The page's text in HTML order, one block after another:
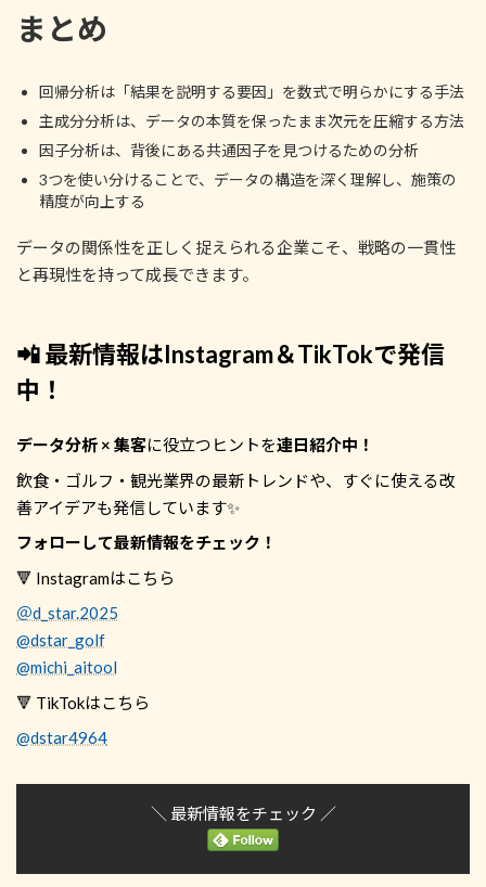
まとめ
回帰分析は「結果を説明する要因」を数式で明らかにする手法
主成分分析は、データの本質を保ったまま次元を圧縮する方法
因子分析は、背後にある共通因子を見つけるための分析
3つを使い分けることで、データの構造を深く理解し、施策の
精度が向上する
データの関係性を正しく捉えられる企業こそ、戦略の一貫性
と再現性を持って成長できます。
📲 最新情報はInstagram＆TikTokで発信
中！
データ分析 × 集客に役立つヒントを連日紹介中！
飲食・ゴルフ・観光業界の最新トレンドや、すぐに使える改
善アイデアも発信しています✨
フォローして最新情報をチェック！
🔻 Instagramはこちら
＠d_star.2025
@dstar_golf
@michi_aitool
🔻 TikTokはこちら
@dstar4964
＼ 最新情報をチェック ／